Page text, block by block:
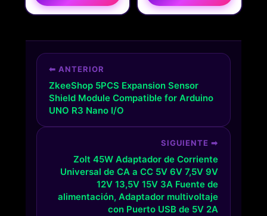
⬅ ANTERIOR
ZkeeShop 5PCS Expansion Sensor
Shield Module Compatible for Arduino
UNO R3 Nano I/O
SIGUIENTE ➡
Zolt 45W Adaptador de Corriente
Universal de CA a CC 5V 6V 7,5V 9V
12V 13,5V 15V 3A Fuente de
alimentación, Adaptador multivoltaje
con Puerto USB de 5V 2A